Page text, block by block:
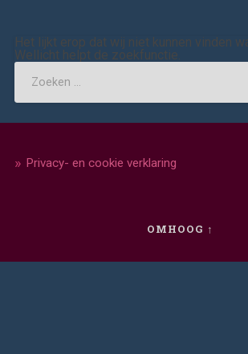
Het lijkt erop dat wij niet kunnen vinden
Wellicht helpt de zoekfunctie.
Privacy- en cookie verklaring
OMHOOG ↑